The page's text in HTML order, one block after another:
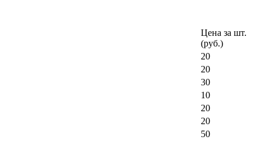
Цена за шт.
(руб.)
20
20
30
10
20
20
50